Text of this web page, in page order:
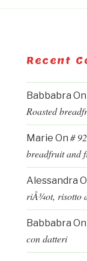
Recent
Babbabra On
Roasted
Marie On #
breadfruit and
Alessandra
riÅ¾ot, risotto
Babbabra On
con datteri